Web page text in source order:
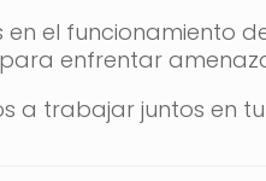
en el
enfrentar
a trabajar juntos en